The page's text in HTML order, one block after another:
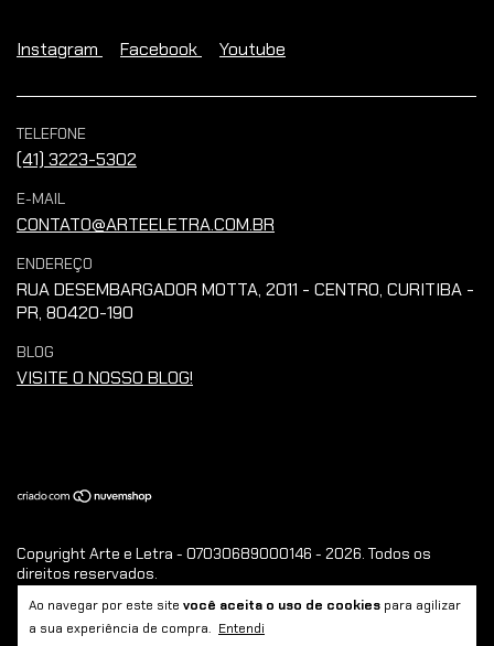
Ao navegar por este site você aceita o uso de cookies para agilizar
a sua experiência de compra. Entendi
Instagram Facebook Youtube
TELEFONE
(41) 3223-5302
E-MAIL
CONTATO@ARTEELETRA.COM.BR
ENDEREÇO
RUA DESEMBARGADOR MOTTA, 2011 - CENTRO, CURITIBA -
PR, 80420-190
BLOG
VISITE O NOSSO BLOG!
Copyright Arte e Letra - 07030689000146 - 2026. Todos os
direitos reservados.